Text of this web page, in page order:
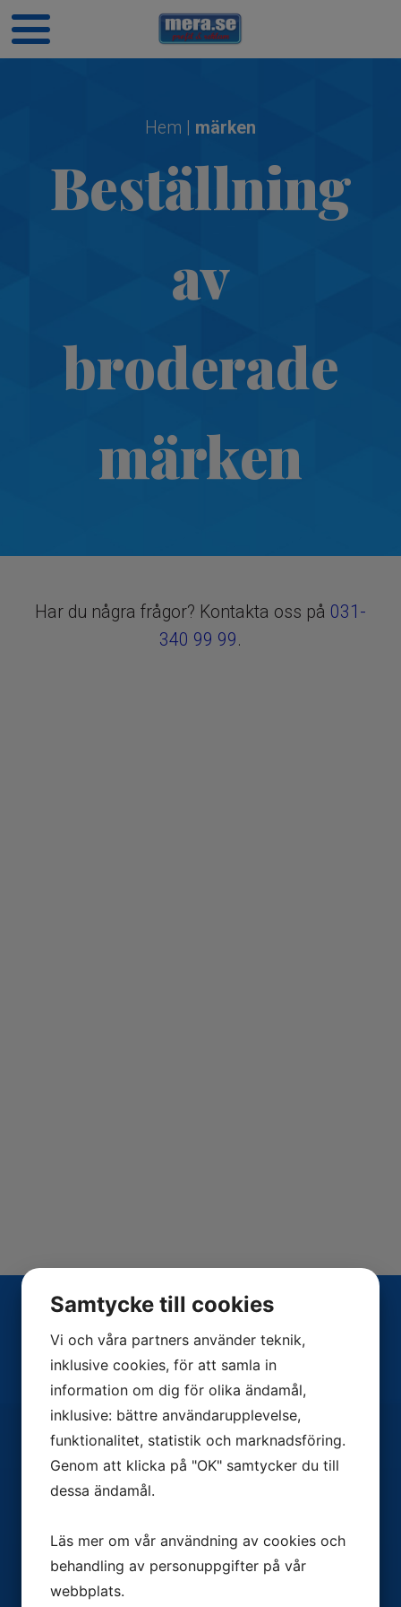
Hem märken
Beställning
av
broderade
märken
Har du några frågor? Kontakta oss på 031-
340 99 99.
Mera Profil & Reklam
Mera Profil & Reklam ABär ett företag som
arbetar med profilprodukter och
reklamartiklar. Vi har lång erfarenhet av
branschen och är en totalleverantör av
reklam- och kampanjartiklar,
Social medier
Samtycke till cookies
Vi och våra partners använder teknik,
inklusive cookies, för att samla in
information om dig för olika ändamål,
inklusive: bättre användarupplevelse,
funktionalitet, statistik och marknadsföring.
Genom att klicka på "OK" samtycker du till
dessa ändamål.
Läs mer om vår användning av cookies och
behandling av personuppgifter på vår
webbplats.